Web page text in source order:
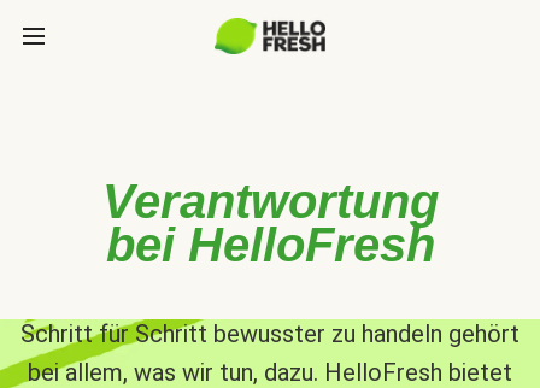
Verantwortung
bei HelloFresh
Schritt für Schritt bewusster zu handeln gehört
bei allem, was wir tun, dazu. HelloFresh bietet